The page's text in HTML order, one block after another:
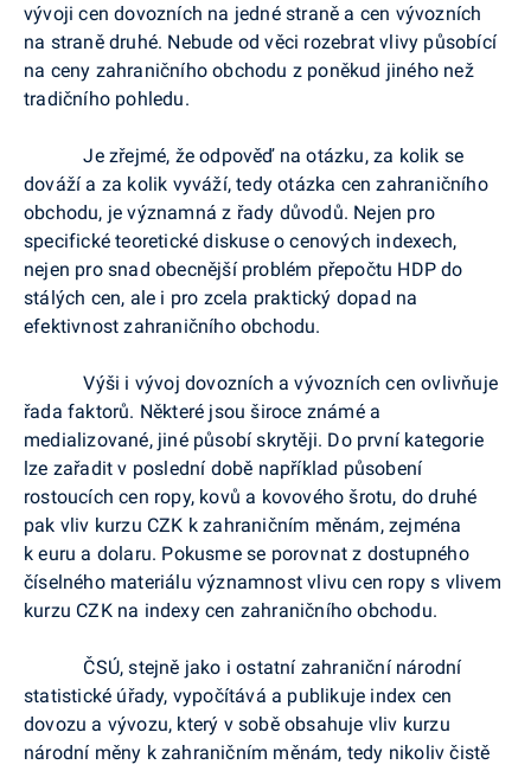
vývoji cen dovozních na jedné straně a cen vývozních
na straně druhé. Nebude od věci rozebrat vlivy působící
na ceny zahraničního obchodu z poněkud jiného než
tradičního pohledu.
Je zřejmé, že odpověď na otázku, za kolik se
dováží a za kolik vyváží, tedy otázka cen zahraničního
obchodu, je významná z řady důvodů. Nejen pro
specifické teoretické diskuse o cenových indexech,
nejen pro snad obecnější problém přepočtu HDP do
stálých cen, ale i pro zcela praktický dopad na
efektivnost zahraničního obchodu.
Výši i vývoj dovozních a vývozních cen ovlivňuje
řada faktorů. Některé jsou široce známé a
medializované, jiné působí skrytěji. Do první kategorie
lze zařadit v poslední době například působení
rostoucích cen ropy, kovů a kovového šrotu, do druhé
pak vliv kurzu CZK k zahraničním měnám, zejména
k euru a dolaru. Pokusme se porovnat z dostupného
číselného materiálu významnost vlivu cen ropy s vlivem
kurzu CZK na indexy cen zahraničního obchodu.
ČSÚ, stejně jako i ostatní zahraniční národní
statistické úřady, vypočítává a publikuje index cen
dovozu a vývozu, který v sobě obsahuje vliv kurzu
národní měny k zahraničním měnám, tedy nikoliv čistě